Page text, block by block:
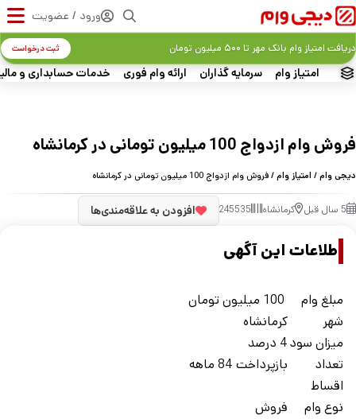
ورود / عضویت
امتیاز وام سرمایه گذاران ارائه وام فوری خدمات حسابداری و
دریافت امتیاز وام بانک مهر تا ۵۰۰ میلیون تومان ثبت درخواست
فروش وام ازدواج 100 میلیون تومانی در کرمانشاه
دیجی وام/ امتیاز وام/ فروش وام ازدواج 100 میلیون تومانی در کرمانشاه
5 سال قبل کرمانشاه 245535 افزودن به علاقه‌مندی‌ها
اطلاعات این آگهی
مبلغ وام
شهر
کرمانشاه
ميزان سود4 درصد
تعداد
اقساط
بازپرداخت 84 ماهه
نوع وام
فروش